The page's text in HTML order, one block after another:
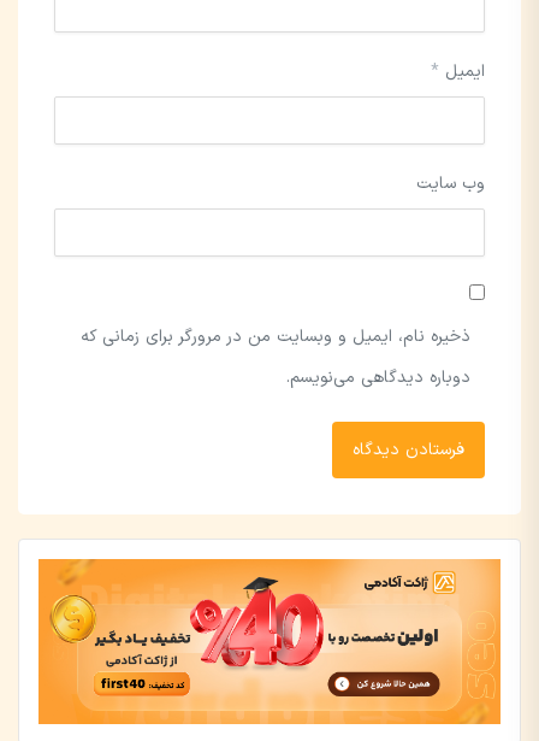
ایمیل *
وب‌ سایت
ذخیره نام، ایمیل و وبسایت من در مرورگر برای زمانی که
دوباره دیدگاهی می‌نویسم.